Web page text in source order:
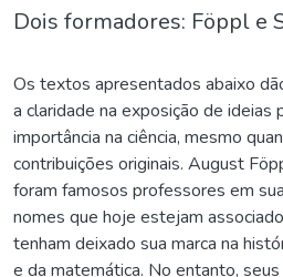
Dois formadores: Föppl e
Os textos apresentados abaixo
a claridade na exposição de
importância na ciência, mesmo
contribuições originais. August
foram famosos professores em
nomes que hoje estejam
tenham deixado sua marca na
e da matemática. No entanto,